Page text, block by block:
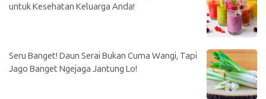
untuk Kesehatan Keluarga Anda!
Seru Banget! Daun Serai Bukan Cuma Wangi, Tapi
Jago Banget Ngejaga Jantung Lo!